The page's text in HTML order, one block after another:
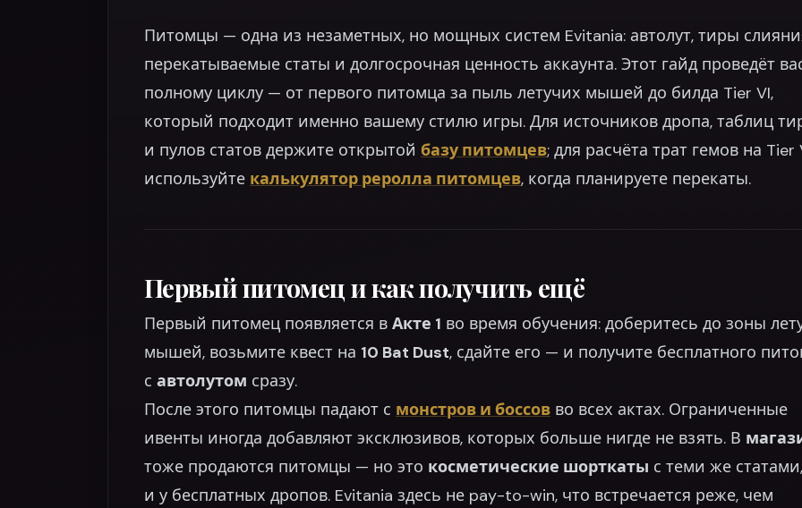
Питомцы — одна из незаметных, но мощных систем Evitania: автолут, тиры
перекатываемые статы и долгосрочная ценность аккаунта. Этот гайд проведёт
полному циклу — от первого питомца за пыль летучих мышей до билда Tier VI,
который подходит именно вашему стилю игры. Для источников дропа, таблиц
и пулов статов держите открытой базу питомцев; для расчёта трат гемов на Tier
используйте калькулятор реролла питомцев, когда планируете перекаты.
Первый питомец и как получить ещё
Первый питомец появляется в Акте 1 во время обучения: доберитесь до зоны
мышей, возьмите квест на 10 Bat Dust, сдайте его — и получите бесплатного
с автолутом сразу.
После этого питомцы падают с монстров и боссов во всех актах. Ограниченные
ивенты иногда добавляют эксклюзивов, которых больше нигде не взять. В
тоже продаются питомцы — но это косметические шорткаты с теми же
и у бесплатных дропов. Evitania здесь не pay-to-win, что встречается реже, чем